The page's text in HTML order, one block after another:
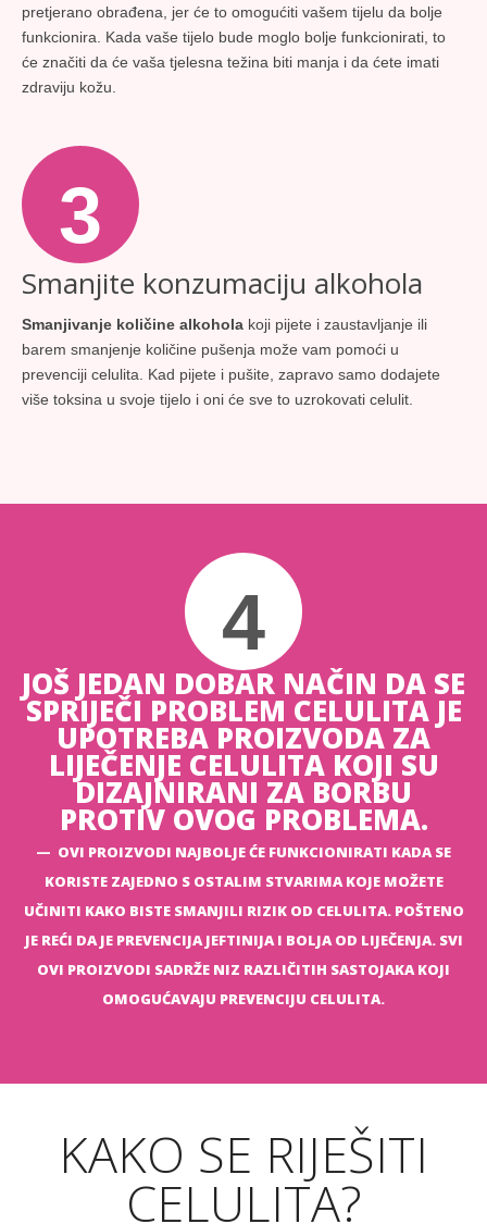
pretjerano obrađena, jer će to omogućiti vašem tijelu da bolje
funkcionira. Kada vaše tijelo bude moglo bolje funkcionirati, to
će značiti da će vaša tjelesna težina biti manja i da ćete imati
zdraviju kožu.
3
Smanjite konzumaciju alkohola
Smanjivanje količine alkohola koji pijete i zaustavljanje ili
barem smanjenje količine pušenja može vam pomoći u
prevenciji celulita. Kad pijete i pušite, zapravo samo dodajete
više toksina u svoje tijelo i oni će sve to uzrokovati celulit.
4
JOŠ JEDAN DOBAR NAČIN DA SE
SPRIJEČI PROBLEM CELULITA JE
UPOTREBA PROIZVODA ZA
LIJEČENJE CELULITA KOJI SU
DIZAJNIRANI ZA BORBU
PROTIV OVOG PROBLEMA.
OVI PROIZVODI NAJBOLJE ĆE FUNKCIONIRATI KADA SE
KORISTE ZAJEDNO S OSTALIM STVARIMA KOJE MOŽETE
UČINITI KAKO BISTE SMANJILI RIZIK OD CELULITA. POŠTENO
JE REĆI DA JE PREVENCIJA JEFTINIJA I BOLJA OD LIJEČENJA. SVI
OVI PROIZVODI SADRŽE NIZ RAZLIČITIH SASTOJAKA KOJI
OMOGUĆAVAJU PREVENCIJU CELULITA.
KAKO SE RIJEŠITI
CELULITA?